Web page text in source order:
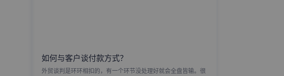
如何与客户谈付款方式？
外贸谈判是环环相扣的，有一个环节没处理好就会全盘皆输。很